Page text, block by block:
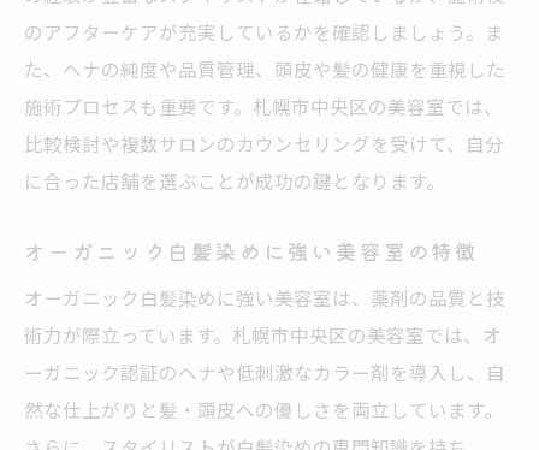
のアフターケアが充実しているかを確認しましょう。ま
た、ヘナの純度や品質管理、頭皮や髪の健康を重視した
施術プロセスも重要です。札幌市中央区の美容室では、
比較検討や複数サロンのカウンセリングを受けて、自分
に合った店舗を選ぶことが成功の鍵となります。
オーガニック白髪染めに強い美容室の特徴
オーガニック白髪染めに強い美容室は、薬剤の品質と技
術力が際立っています。札幌市中央区の美容室では、オ
ーガニック認証のヘナや低刺激なカラー剤を導入し、自
然な仕上がりと髪・頭皮への優しさを両立しています。